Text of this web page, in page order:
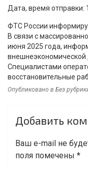
Дата, время отправки:
ФТС России
В связи с
июня 2025 года,
внешнеэкономической
Специалистами
восстановительные
Опубликовано в Без
по
записям
Добавить
Ваш e-mail не
поля помечены *